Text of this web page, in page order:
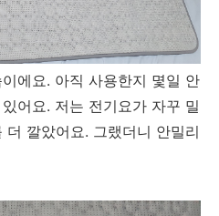
에요. 아직 사용한지 몇일 안
어요. 저는 전기요가 자꾸 밀
깔았어요. 그랬더니 안밀리